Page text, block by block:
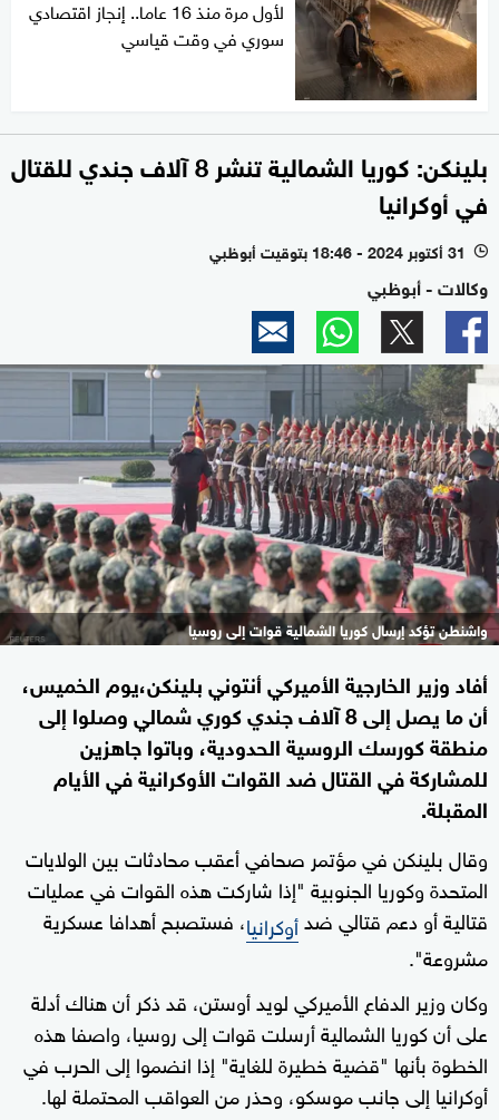
لأول مرة منذ 16 عاما.. إنجاز اقتصادي
سوري في وقت قياسي
بلينكن: كوريا الشمالية تنشر 8 آلاف جندي للقتال
في أوكرانيا
l 31 أكتوبر 2024 - 18:46 بتوقيت أبوظبي
وكالات - أبوظبي
واشنطن تؤكد إرسال كوريا الشمالية قوات إلى روسيا
أفاد وزير الخارجية الأميركي أنتوني بلينكن،يوم الخميس،
أن ما يصل إلى 8 آلاف جندي كوري شمالي وصلوا إلى
منطقة كورسك الروسية الحدودية، وباتوا جاهزين
للمشاركة في القتال ضد القوات الأوكرانية في الأيام
المقبلة.
وقال بلينكن في مؤتمر صحافي أعقب محادثات بين الولايات
المتحدة وكوريا الجنوبية "إذا شاركت هذه القوات في عمليات
قتالية أو دعم قتالي ضدأوكرانيا، فستصبح أهدافا عسكرية
مشروعة".
وكان وزير الدفاع الأميركي لويد أوستن، قد ذكر أن هناك أدلة
على أن كوريا الشمالية أرسلت قوات إلى روسيا، واصفا هذه
الخطوة بأنها "قضية خطيرة للغاية" إذا انضموا إلى الحرب في
أوكرانيا إلى جانب موسكو، وحذر من العواقب المحتملة لها.